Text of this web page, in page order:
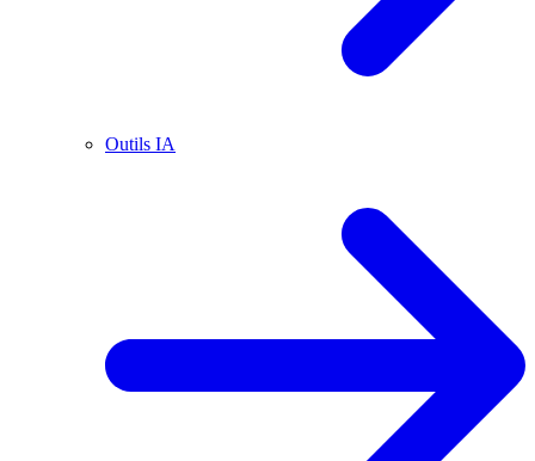
Outils IA